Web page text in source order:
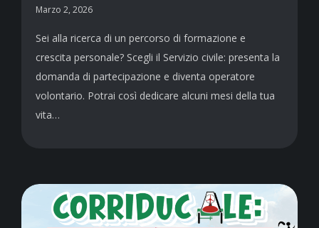
Marzo 2, 2026
Sei alla ricerca di un percorso di formazione e
crescita personale? Scegli il Servizio civile: presenta la
domanda di partecipazione e diventa operatore
volontario. Potrai così dedicare alcuni mesi della tua
vita…